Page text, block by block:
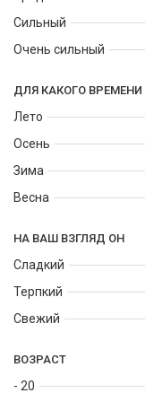
аурой свежести и
изысканную
Сильный
Очень сильный
ДЛЯ КАКОГО ВРЕМЕНИ
Лето
Осень
Зима
Весна
НА ВАШ ВЗГЛЯД ОН
Сладкий
Терпкий
Свежий
ВОЗРАСТ
- 20